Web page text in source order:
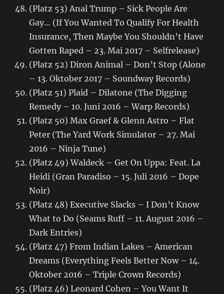
(Platz 53) Anal Trump – Sick People Are
Gay… (If You Wanted To Qualify For Health
Insurance, Then Maybe You Shouldn’t Have
Gotten Raped – 23. Mai 2017 – Selfrelease)
(Platz 52) Diron Animal – Don’t Stop (Alone
– 13. Oktober 2017 – Soundway Records)
(Platz 51) Plaid – Dilatone (The Digging
Remedy – 10. Juni 2016 – Warp Records)
(Platz 50) Max Graef & Glenn Astro – Flat
Peter (The Yard Work Simulator – 27. Mai
2016 – Ninja Tune)
(Platz 49) Waldeck – Get On Uppa: Feat. La
Heidi (Gran Paradiso – 15. Juli 2016 – Dope
Noir)
(Platz 48) Executive Slacks – I Don’t Know
What to Do (Seams Ruff – 11. August 2016 –
Dark Entries)
(Platz 47) From Indian Lakes – American
Dreams (Everything Feels Better Now – 14.
Oktober 2016 – Triple Crown Records)
(Platz 46) Leonard Cohen – You Want It